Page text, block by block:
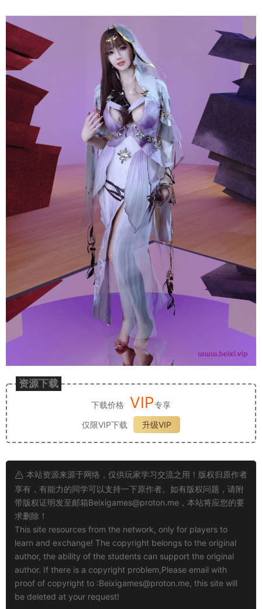
资源下载
下载价格 VIP专享
仅限VIP下载
升级VIP
本站资源来源于网络，仅供玩家学习交流之用！版权归原作者
享有，有能力的同学可以支持一下原作者。如有版权问题，请附
带版权证明发至邮箱Beixigames@proton.me ，本站将应您的要
求删除！
This site resources from the network, only for players to
learn and exchange! The copyright belongs to the original
author, the ability of the students can support the original
author. If there is a copyright problem,Please email with
proof of copyright to :Beixigames@proton.me, this site will
be deleted at your request!